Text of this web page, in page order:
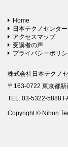
Home
日本テクノセンタ
アクセスマップ
受講者の声
プライバシーポリ
株式会社日本テクノ
〒163-0722 東京都
TEL: 03-5322-5888
Copyright © Nihon